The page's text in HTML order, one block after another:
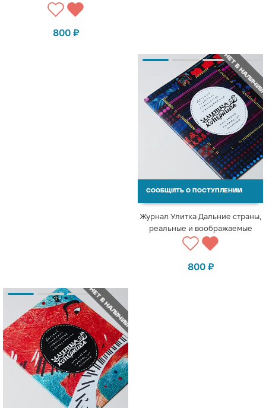
800 ₽
НЕТ В НАЛИЧИИ
СООБЩИТЬ О ПОСТУПЛЕНИИ
Журнал Улитка Дальние страны,
реальные и воображаемые
800 ₽
НЕТ В НАЛИЧИИ